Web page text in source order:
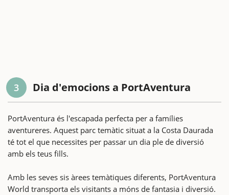
3 Dia d'emocions a PortAventura
PortAventura és l'escapada perfecta per a famílies
aventureres. Aquest parc temàtic situat a la Costa Daurada
té tot el que necessites per passar un dia ple de diversió
amb els teus fills.
Amb les seves sis àrees temàtiques diferents, PortAventura
World transporta els visitants a móns de fantasia i diversió.